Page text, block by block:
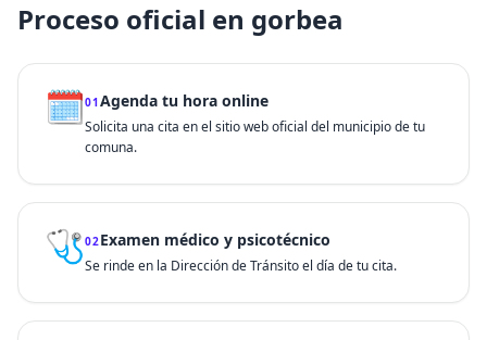
Proceso oficial en gorbea
🗓️01Agenda tu hora online
Solicita una cita en el sitio web oficial del municipio de tu
comuna.
🩺02Examen médico y psicotécnico
Se rinde en la Dirección de Tránsito el día de tu cita.